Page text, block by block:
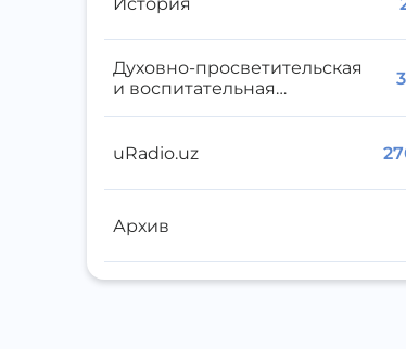
Духовно-просветительская
и воспитательная
uRadio.uz
Архив